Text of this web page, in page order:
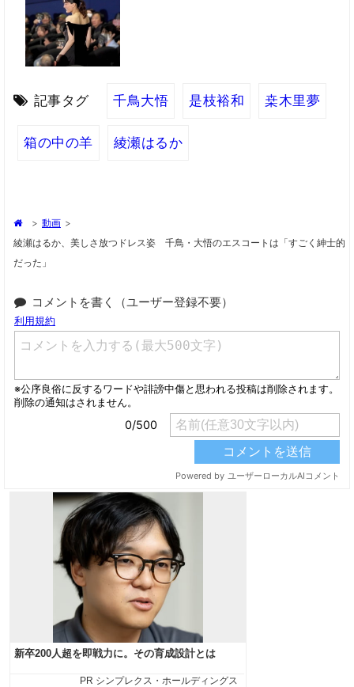
記事タグ 千鳥大悟 是枝裕和 桒木里夢
箱の中の羊 綾瀬はるか
> 動画 >
綾瀬はるか、美しさ放つドレス姿 千鳥・大悟のエスコートは「すごく紳士的
だった」
コメントを書く（ユーザー登録不要）